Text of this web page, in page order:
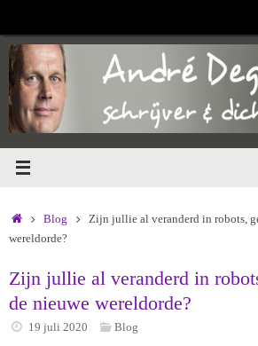
de
inhoud
HomeBlog
Zijn jullie al veranderd in robots,
wereldorde?
Zijn jullie al veranderd in
de nieuwe wereldorde?
19 juli 2020 Blog